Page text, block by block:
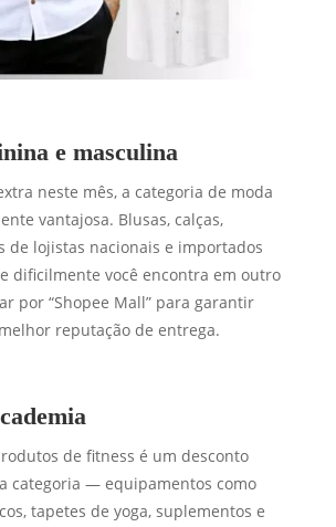
e masculina
neste mês, a categoria de moda
vantajosa. Blusas, calças,
de lojistas nacionais e importados
dificilmente você encontra em outro
por “Shopee Mall” para garantir
reputação de entrega.
de fitness é um desconto
categoria — equipamentos como
tapetes de yoga, suplementos e